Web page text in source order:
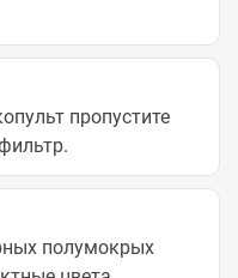
пропустите
полумокрых